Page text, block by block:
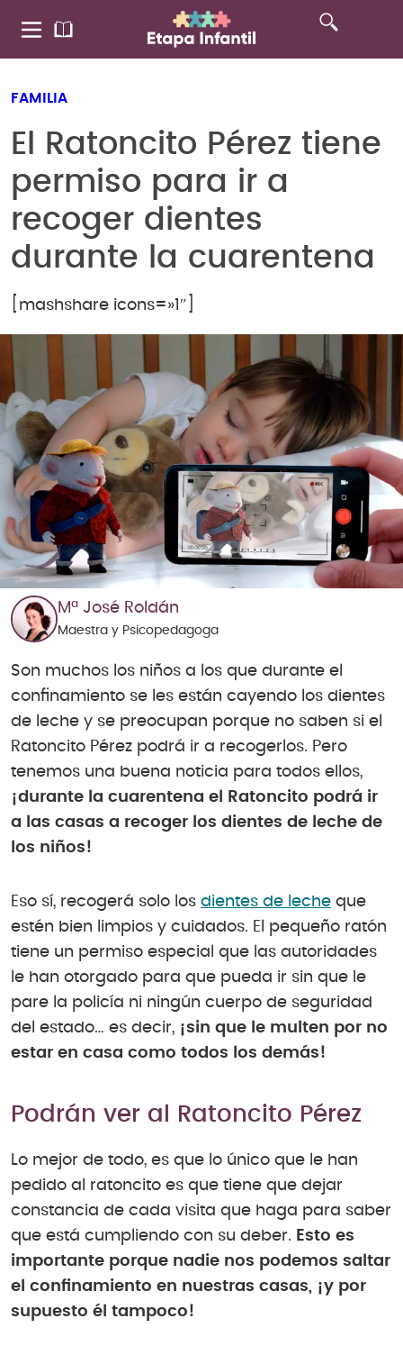
FAMILIA
El Ratoncito Pérez tiene
permiso para ir a
recoger dientes
durante la cuarentena
[mashshare icons=»1″]
Mª José Roldán
Maestra y Psicopedagoga
Son muchos los niños a los que durante el
confinamiento se les están cayendo los dientes
de leche y se preocupan porque no saben si el
Ratoncito Pérez podrá ir a recogerlos. Pero
tenemos una buena noticia para todos ellos,
¡durante la cuarentena el Ratoncito podrá ir
a las casas a recoger los dientes de leche de
los niños!
Eso sí, recogerá solo los dientes de leche que
estén bien limpios y cuidados. El pequeño ratón
tiene un permiso especial que las autoridades
le han otorgado para que pueda ir sin que le
pare la policía ni ningún cuerpo de seguridad
del estado… es decir, ¡sin que le multen por no
estar en casa como todos los demás!
Podrán ver al Ratoncito Pérez
Lo mejor de todo, es que lo único que le han
pedido al ratoncito es que tiene que dejar
constancia de cada visita que haga para saber
que está cumpliendo con su deber. Esto es
importante porque nadie nos podemos saltar
el confinamiento en nuestras casas, ¡y por
supuesto él tampoco!